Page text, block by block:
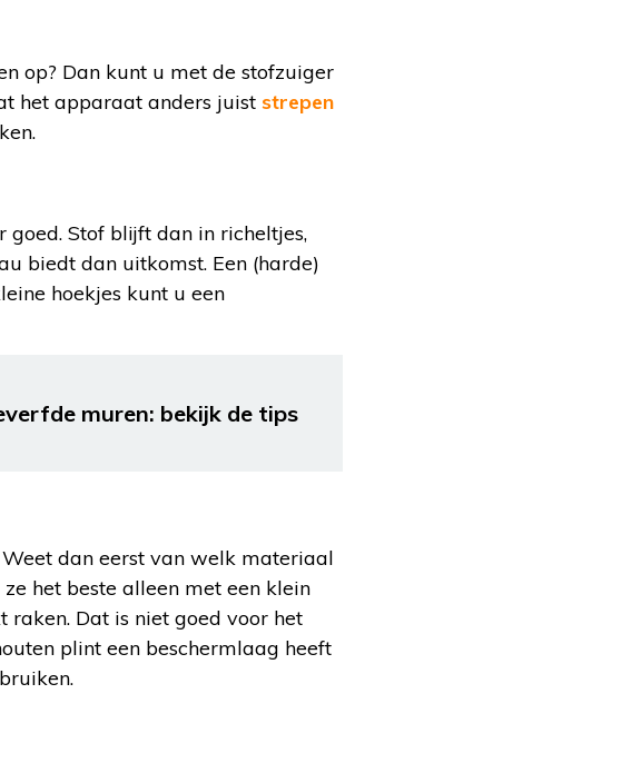
op? Dan kunt u met de stofzuiger
het apparaat anders juist strepen
Stof blijft dan in richeltjes,
biedt dan uitkomst. Een (harde)
hoekjes kunt u een
muren: bekijk de tips
dan eerst van welk materiaal
het beste alleen met een klein
raken. Dat is niet goed voor het
plint een beschermlaag heeft